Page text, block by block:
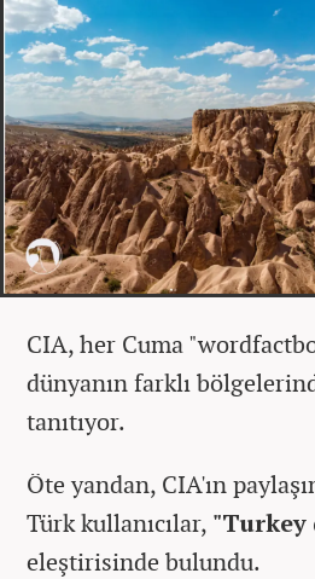
CIA, her Cuma
dünyanın farklı
tanıtıyor.
Öte yandan, CIA'ın
Türk kullanıcılar, "Turkey
eleştirisinde bulundu.